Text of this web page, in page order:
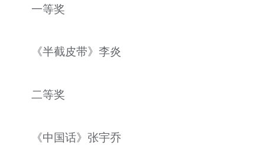
一等奖
《半截皮带》李炎
二等奖
《中国话》张宇乔